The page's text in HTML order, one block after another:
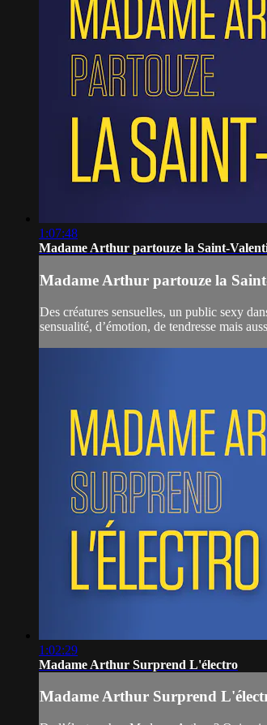
1:07:48
Madame Arthur partouze la Saint-
Madame Arthur partouze la
Des créatures sensuelles, un public sexy
sensualité, d’émotion, de tendresse mais
1:02:29
Madame Arthur Surprend L'électro
Madame Arthur Surprend